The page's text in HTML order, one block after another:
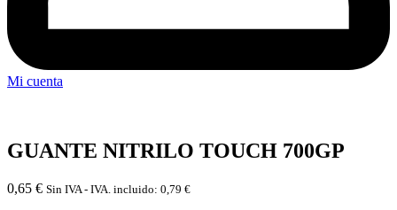
Mi cuenta
GUANTE NITRILO TOUCH 700GP
0,65 € Sin IVA - IVA. incluido: 0,79 €